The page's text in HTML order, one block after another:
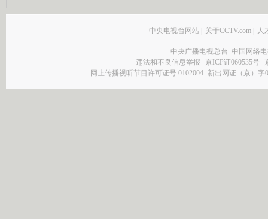
中央电视台网站 | 关于CCTV.com | 人
中央广播电视总台 中国网络
违法和不良信息举报
京ICP证060535号
网上传播视听节目许可证号 0102004 新出网证（京）